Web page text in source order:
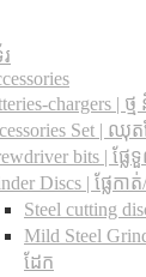
chargers | ថ្
Set | ឈុតផ្
bits | ផ្ល
Discs |​ ផ្លែកា
Steel cutting
Mild Steel
ដែក